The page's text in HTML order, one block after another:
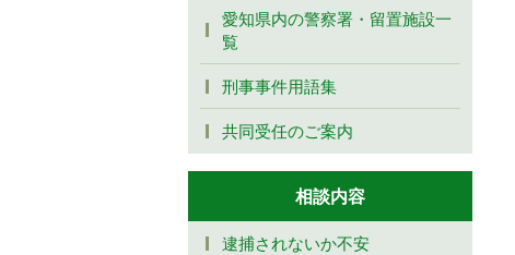
愛知県内の警察署・留置施設一
覧
刑事事件用語集
共同受任のご案内
相談内容
逮捕されないか不安